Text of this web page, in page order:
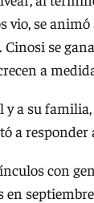
vio, se
Cinosi se
a
y a su
a
con
en